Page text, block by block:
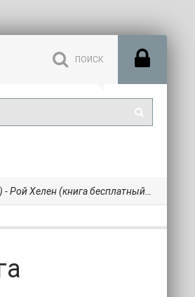
(книга бесплатный формат txt) 📗